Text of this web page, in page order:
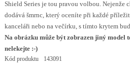
Shield Series je tou pravou volbou. Nejenže
dodává šmrnc, který oceníte při každé
kanceláři nebo na večírku, s tímto krytem
Na obrázku může být zobrazen jiný model
nelekejte :-)
Kód produktu 143091